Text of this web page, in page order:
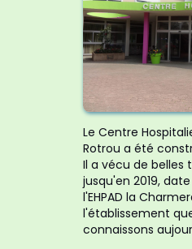
Le Centre
Rotrou a été
Il a vécu de belles
jusqu'en 2019,
l'EHPAD la
l'établissement
connaissons